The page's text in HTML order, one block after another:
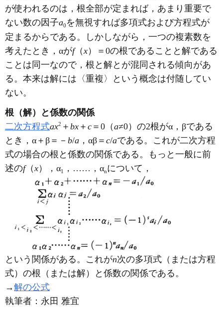
が使われるのは，根全部が定まれば，あまり重要で
ない数の因子a0 を無視すれば多項式および方程式が
定まるからである。しかしながら，一つの複素数を
考えたとき，αがf（x）＝0の根であることと解である
ことは同一なので，根と解とが混同される傾向があ
る。本来は解には〈重複〉という概念は付随してい
ない。
根（解）と係数の関係
二次方程式ax2 ＋ bx ＋ c ＝0（a≠0）の2根がα，βである
とき，α＋β＝－ b/a ，αβ＝ c/aである。これが二次方程
式の場合の根と係数の関係である。もっと一般に前
述のf（x），α1 ，……，αnについて，
という関係がある。これがn次の多項式（または方程
式）の根（または解）と係数の関係である。
→解の公式
執筆者： 永田 雅宜